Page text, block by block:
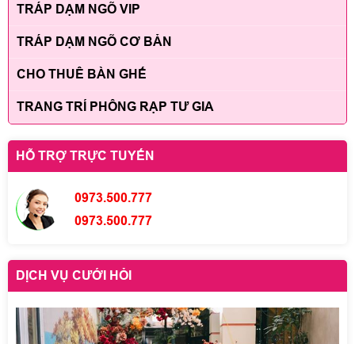
TRÁP DẠM NGÕ VIP
TRÁP DẠM NGÕ CƠ BẢN
CHO THUÊ BÀN GHẾ
TRANG TRÍ PHÔNG RẠP TƯ GIA
HỖ TRỢ TRỰC TUYẾN
0973.500.777
0973.500.777
DỊCH VỤ CƯỚI HỎI